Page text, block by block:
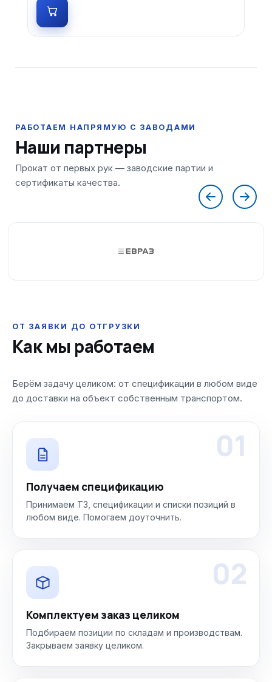
Наши партнеры
ОТ ЗАЯВКИ ДО ОТГРУЗКИ
Как мы работаем
Берём задачу целиком: от спецификации в любом виде
до доставки на объект собственным транспортом.
01
Получаем спецификацию
Принимаем ТЗ, спецификации и списки позиций в
любом виде. Помогаем доуточнить.
02
Комплектуем заказ целиком
Подбираем позиции по складам и производствам.
Закрываем заявку целиком.